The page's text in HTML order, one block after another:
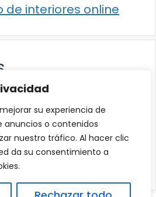
su experiencia de
anuncios o contenidos
nuestro tráfico. Al hacer clic
da su consentimiento a
de interiores online